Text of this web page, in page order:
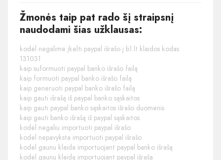
Žmonės taip pat rado šį straipsnį
naudodami šias užklausas:
kodėl negalime įkelti paypal išrašo į b1.lt klaidos kodas
131031
kaip suformuoti paypal banko išrašo failą
kaip formuoti paypal banko išrašo failą
kaip generuoti paypal banko išrašo failą
kaip gauti išrašą iš paypal banko sąskaitos
kaip gauti paypal banko sąskaitos išrašo duomenis
kaip gauti banko išrašą iš paypal sąskaitos
kodėl negaliu importuoti paypal išrašo
kodėl nepavyksta importuoti paypal išrašo
kodėl gaunu klaida importuojant paypal banko išrašą
kodėl gaunu klaidą importuojant paypal išrašą